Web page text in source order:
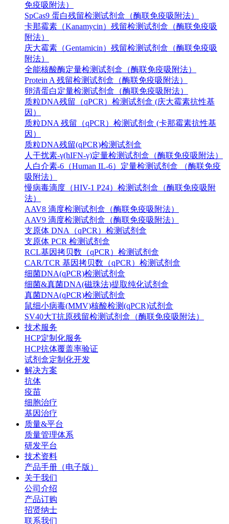
免疫吸附法）
SpCas9 蛋白残留检测试剂盒（酶联免疫吸附法）
卡那霉素（Kanamycin）残留检测试剂盒（酶联免疫吸
附法）
庆大霉素（Gentamicin）残留检测试剂盒（酶联免疫吸
附法）
全能核酸酶定量检测试剂盒（酶联免疫吸附法）
Protein A 残留检测试剂盒（酶联免疫吸附法）
卵清蛋白定量检测试剂盒（酶联免疫吸附法）
质粒DNA残留（qPCR）检测试剂盒 (庆大霉素抗性基
因）
质粒DNA 残留（qPCR）检测试剂盒 (卡那霉素抗性基
因）
质粒DNA残留(qPCR)检测试剂盒
人干扰素-γ(hIFN-γ)定量检测试剂盒（酶联免疫吸附法）
人白介素-6（Human IL-6）定量检测试剂盒 （酶联免疫
吸附法）
慢病毒滴度（HIV-1 P24）检测试剂盒（酶联免疫吸附
法）
AAV8 滴度检测试剂盒（酶联免疫吸附法）
AAV9 滴度检测试剂盒（酶联免疫吸附法）
支原体 DNA（qPCR）检测试剂盒
支原体 PCR 检测试剂盒
RCL基因拷贝数（qPCR）检测试剂盒
CAR/TCR 基因拷贝数（qPCR）检测试剂盒
细菌DNA(qPCR)检测试剂盒
细菌&真菌DNA(磁珠法)提取纯化试剂盒
真菌DNA(qPCR)检测试剂盒
鼠细小病毒(MMV)核酸检测(qPCR)试剂盒
SV40大T抗原残留检测试剂盒（酶联免疫吸附法）
技术服务
HCP定制化服务
HCP抗体覆盖率验证
试剂盒定制化开发
解决方案
抗体
疫苗
细胞治疗
基因治疗
质量&平台
质量管理体系
研发平台
技术资料
产品手册（电子版）
关于我们
公司介绍
产品订购
招贤纳士
联系我们